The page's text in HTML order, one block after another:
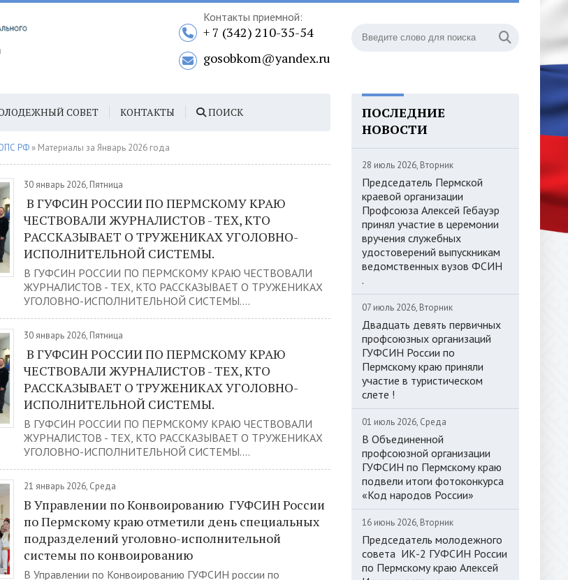
Контакты приемной:
+ 7 (342) 210-35-54
gosobkom@yandex.ru
СОВЕТ КОНТАКТЫ ПОИСК
РФ » Материалы за Январь 2026 года
30 январь 2026, Пятница
В ГУФСИН РОССИИ ПО ПЕРМСКОМУ КРАЮ
ЧЕСТВОВАЛИ ЖУРНАЛИСТОВ - ТЕХ, КТО
РАССКАЗЫВАЕТ О ТРУЖЕНИКАХ УГОЛОВНО-
ИСПОЛНИТЕЛЬНОЙ СИСТЕМЫ.
В ГУФСИН РОССИИ ПО ПЕРМСКОМУ КРАЮ ЧЕСТВОВАЛИ
ЖУРНАЛИСТОВ - ТЕХ, КТО РАССКАЗЫВАЕТ О ТРУЖЕНИКАХ
УГОЛОВНО-ИСПОЛНИТЕЛЬНОЙ СИСТЕМЫ....
30 январь 2026, Пятница
В ГУФСИН РОССИИ ПО ПЕРМСКОМУ КРАЮ
ЧЕСТВОВАЛИ ЖУРНАЛИСТОВ - ТЕХ, КТО
РАССКАЗЫВАЕТ О ТРУЖЕНИКАХ УГОЛОВНО-
ИСПОЛНИТЕЛЬНОЙ СИСТЕМЫ.
В ГУФСИН РОССИИ ПО ПЕРМСКОМУ КРАЮ ЧЕСТВОВАЛИ
ЖУРНАЛИСТОВ - ТЕХ, КТО РАССКАЗЫВАЕТ О ТРУЖЕНИКАХ
УГОЛОВНО-ИСПОЛНИТЕЛЬНОЙ СИСТЕМЫ....
21 январь 2026, Среда
В Управлении по Конвоированию ГУФСИН России
по Пермскому краю отметили день специальных
подразделений уголовно-исполнительной
системы по конвоированию
В Управлении по Конвоированию ГУФСИН россии по
ПОСЛЕДНИЕ
НОВОСТИ
28 июль 2026, Вторник
Председатель Пермской
краевой организации
Профсоюза Алексей Гебауэр
принял участие в церемонии
вручения служебных
удостоверений выпускникам
ведомственных вузов ФСИН
.
07 июль 2026, Вторник
Двадцать девять первичных
профсоюзных организаций
ГУФСИН России по
Пермскому краю приняли
участие в туристическом
слете !
01 июль 2026, Среда
В Объединенной
профсоюзной организации
ГУФСИН по Пермскому краю
подвели итоги фотоконкурса
«Код народов России»
16 июнь 2026, Вторник
Председатель молодежного
совета ИК-2 ГУФСИН России
по Пермскому краю Алексей